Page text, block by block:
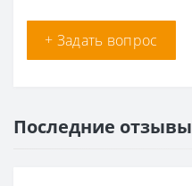
+ Задать вопрос
Последние отзывы